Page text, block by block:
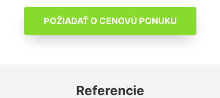
POŽIADAŤ O CENOVÚ PONUKU
Referencie